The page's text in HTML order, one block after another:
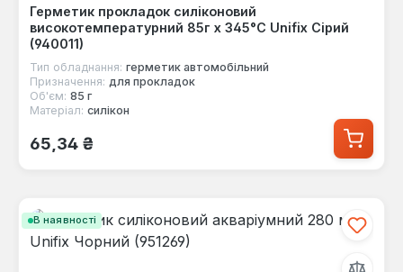
Герметик прокладок силіконовий
високотемпературний 85г х 345°С Unifix Сірий
(940011)
Тип обладнання: герметик автомобільний
Призначення: для прокладок
Об'єм: 85 г
Матеріал: силікон
Звичайна ціна:
65,34 ₴
В наявності